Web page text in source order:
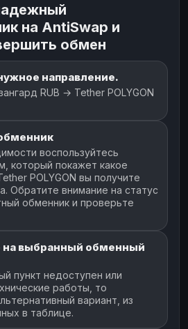
на AntiSwap и
обмен
направление.
RUB → Tether POLYGON
воспользуйтесь
который покажет какое
POLYGON вы получите
Обратите внимание на статус
обменник и проверьте
на выбранный обменный
пункт недоступен или
работы, то
вариант, из
в таблице.